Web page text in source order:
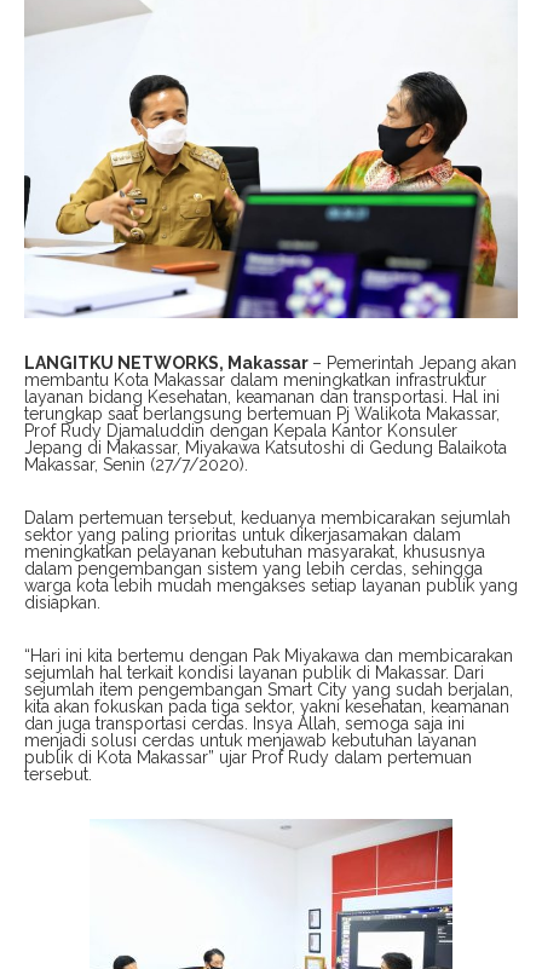
LANGITKU NETWORKS, Makassar – Pemerintah Jepang akan
membantu Kota Makassar dalam meningkatkan infrastruktur
layanan bidang Kesehatan, keamanan dan transportasi. Hal ini
terungkap saat berlangsung bertemuan Pj Walikota Makassar,
Prof Rudy Djamaluddin dengan Kepala Kantor Konsuler
Jepang di Makassar, Miyakawa Katsutoshi di Gedung Balaikota
Makassar, Senin (27/7/2020).
Dalam pertemuan tersebut, keduanya membicarakan sejumlah
sektor yang paling prioritas untuk dikerjasamakan dalam
meningkatkan pelayanan kebutuhan masyarakat, khususnya
dalam pengembangan sistem yang lebih cerdas, sehingga
warga kota lebih mudah mengakses setiap layanan publik yang
disiapkan.
“Hari ini kita bertemu dengan Pak Miyakawa dan membicarakan
sejumlah hal terkait kondisi layanan publik di Makassar. Dari
sejumlah item pengembangan Smart City yang sudah berjalan,
kita akan fokuskan pada tiga sektor, yakni kesehatan, keamanan
dan juga transportasi cerdas. Insya Allah, semoga saja ini
menjadi solusi cerdas untuk menjawab kebutuhan layanan
publik di Kota Makassar” ujar Prof Rudy dalam pertemuan
tersebut.